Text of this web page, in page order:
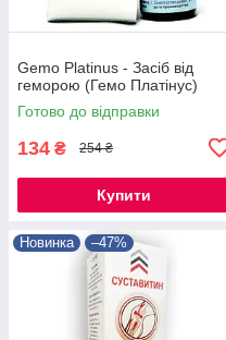
Gemo Platinus - Засіб від
геморою (Гемо Платінус)
Готово до відправки
134 ₴ 254 ₴
Купити
Новинка –47%